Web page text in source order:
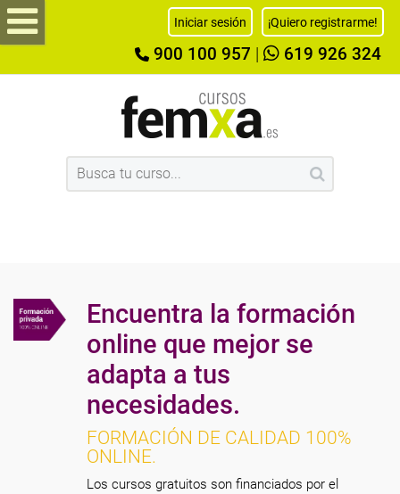
Iniciar sesión ¡Quiero registrarme!
900 100 957 619 926 324
Encuentra la formación
online que mejor se
adapta a tus
necesidades.
FORMACIÓN DE CALIDAD 100%
ONLINE.
Los cursos gratuitos son financiados por el